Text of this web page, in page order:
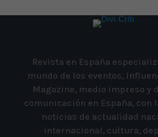
Revista en España
mundo de los eventos,
Magazine, medio impreso y
comunicación en España, con
noticias de actualidad
internacional, cultura,